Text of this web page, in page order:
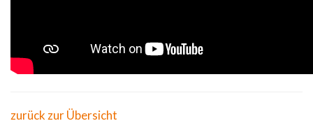
zurück zur Übersicht